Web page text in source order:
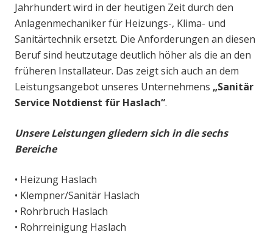
Jahrhundert wird in der heutigen Zeit durch den
Anlagenmechaniker für Heizungs-, Klima- und
Sanitärtechnik ersetzt. Die Anforderungen an diesen
Beruf sind heutzutage deutlich höher als die an den
früheren Installateur. Das zeigt sich auch an dem
Leistungsangebot unseres Unternehmens „Sanitär
Service Notdienst für Haslach“.
Unsere Leistungen gliedern sich in die sechs
Bereiche
• Heizung Haslach
• Klempner/Sanitär Haslach
• Rohrbruch Haslach
• Rohrreinigung Haslach